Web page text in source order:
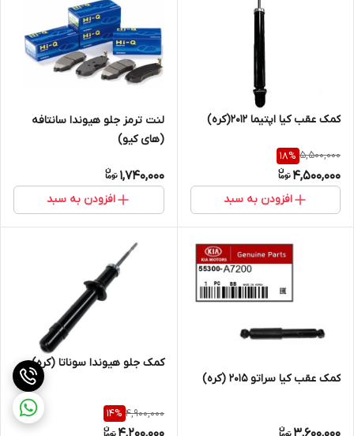
کمک عقب کیا اپتیما 2012(کره)
5,500,000
18%
4,500,000
افزودن به سبد
لنت ترمز جلو هیوندا سانتافه
(های کیو)
1,740,000
افزودن به سبد
کمک عقب کیا سراتو 2015 (کره)
کمک جلو هیوندا سوناتا (کره)
4,900,000
14%